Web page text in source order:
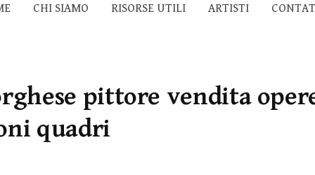
CHI SIAMO RISORSE UTILI ARTISTI
pittore vendita
quadri